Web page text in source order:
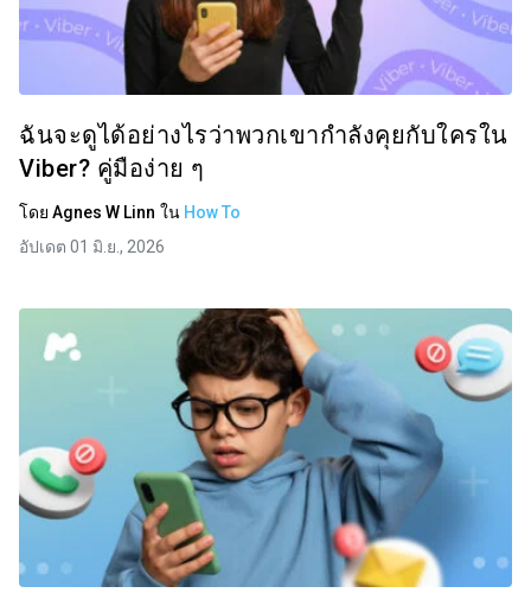
ฉันจะดูได้อย่างไรว่าพวกเขากำลังคุยกับใครใน
Viber? คู่มือง่าย ๆ
โดย Agnes W Linn ใน How To
อัปเดต 01 มิ.ย., 2026